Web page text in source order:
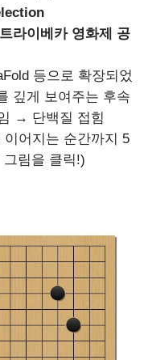
라이베카 영화제 공
등으로 확장되었
깊게 보여주는 후속
→ 단백질 접힘
이어지는 순간까지 5
림을 클릭!)